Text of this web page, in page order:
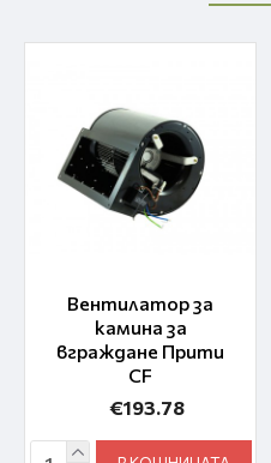
Вентилатор за
камина за
вграждане Прити
CF
€193.78